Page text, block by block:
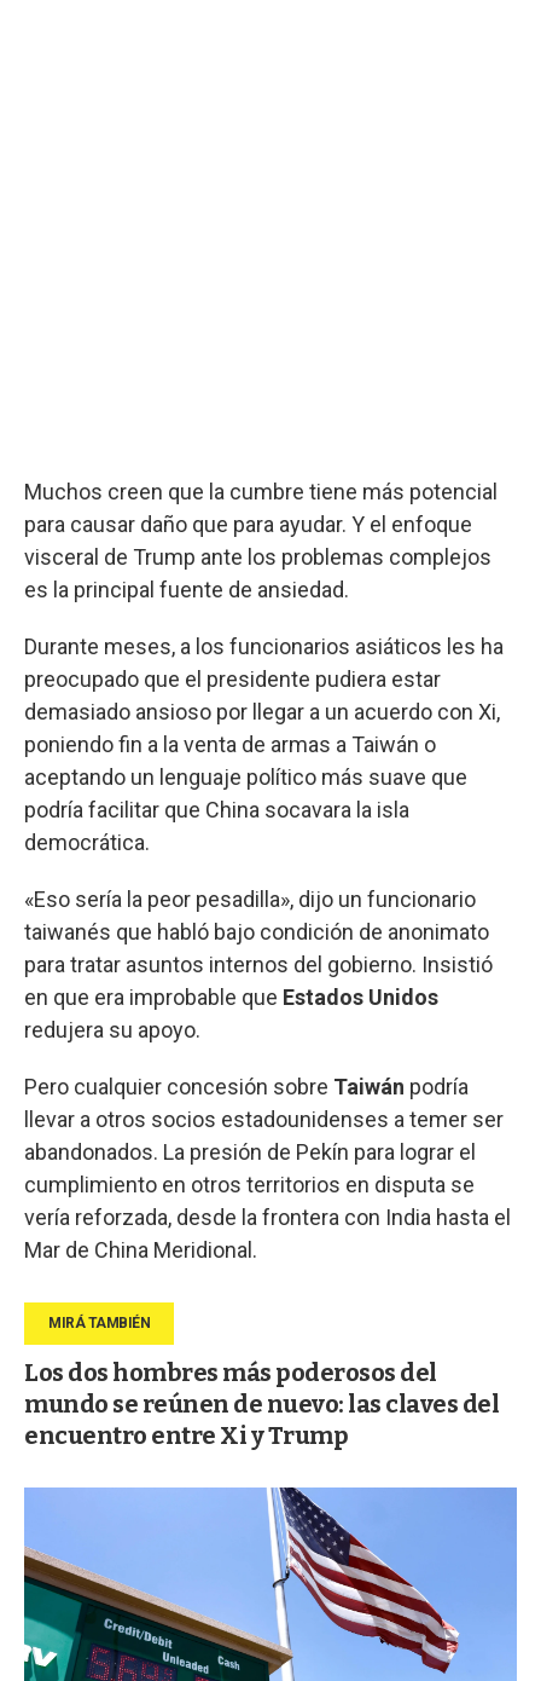
Muchos creen que la cumbre tiene más potencial
para causar daño que para ayudar. Y el enfoque
visceral de Trump ante los problemas complejos
es la principal fuente de ansiedad.
Durante meses, a los funcionarios asiáticos les ha
preocupado que el presidente pudiera estar
demasiado ansioso por llegar a un acuerdo con Xi,
poniendo fin a la venta de armas a Taiwán o
aceptando un lenguaje político más suave que
podría facilitar que China socavara la isla
democrática.
«Eso sería la peor pesadilla», dijo un funcionario
taiwanés que habló bajo condición de anonimato
para tratar asuntos internos del gobierno. Insistió
en que era improbable que Estados Unidos
redujera su apoyo.
Pero cualquier concesión sobre Taiwán podría
llevar a otros socios estadounidenses a temer ser
abandonados. La presión de Pekín para lograr el
cumplimiento en otros territorios en disputa se
vería reforzada, desde la frontera con India hasta el
Mar de China Meridional.
Los dos hombres más poderosos del
mundo se reúnen de nuevo: las claves del
encuentro entre Xi y Trump